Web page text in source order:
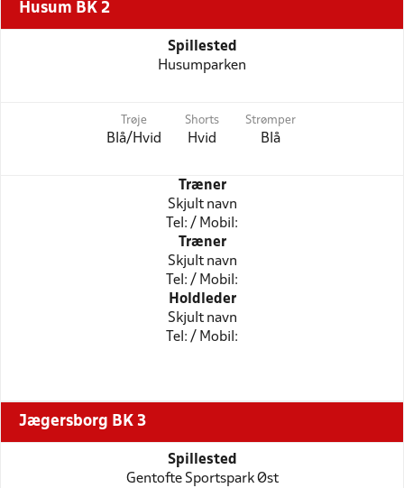
Husum BK 2
Spillested
Husumparken
Trøje
Blå/Hvid
Shorts
Hvid
Strømper
Blå
Træner
Skjult navn
Tel: / Mobil:
Træner
Skjult navn
Tel: / Mobil:
Holdleder
Skjult navn
Tel: / Mobil:
Jægersborg BK 3
Spillested
Gentofte Sportspark Øst